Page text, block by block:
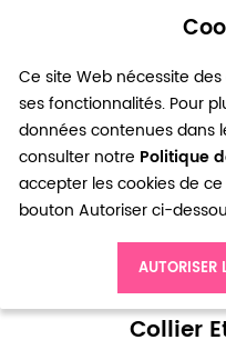
Ce site Web nécessite
ses fonctionnalités. Pour
données contenues dans
consulter notre Politique
accepter les cookies de
bouton Autoriser ci-
AUTORISER
0
Blog Box DIY
Collier